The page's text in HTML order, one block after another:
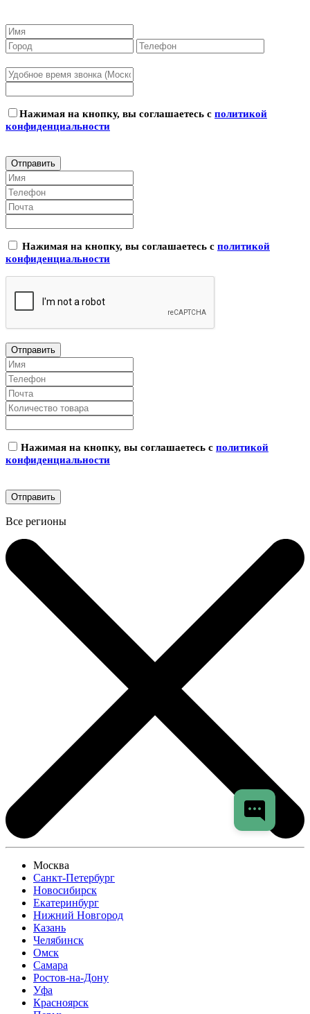
Нажимая на кнопку, вы соглашаетесь с политикой
конфиденциальности
Нажимая на кнопку, вы соглашаетесь с политикой
конфиденциальности
Нажимая на кнопку, вы соглашаетесь с политикой
конфиденциальности
Все регионы
Москва
Санкт-Петербург
Новосибирск
Екатеринбург
Нижний Новгород
Казань
Челябинск
Омск
Самара
Ростов-на-Дону
Уфа
Красноярск